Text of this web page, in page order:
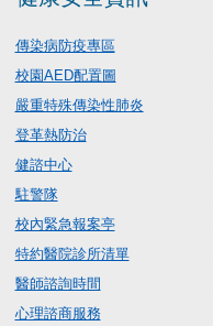
傳染病防疫專區
校園AED配置圖
嚴重特殊傳染性肺炎
登革熱防治
健諮中心
駐警隊
校內緊急報案亭
特約醫院診所清單
醫師諮詢時間
心理諮商服務